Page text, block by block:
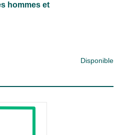
hommes et
Disponible